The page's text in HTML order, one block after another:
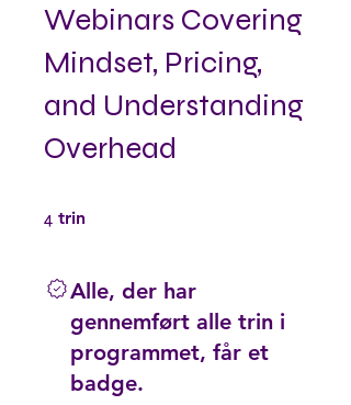
Webinars Covering
Mindset, Pricing,
and Understanding
Overhead
4 trin
Alle, der har
gennemført alle trin i
programmet, får et
badge.